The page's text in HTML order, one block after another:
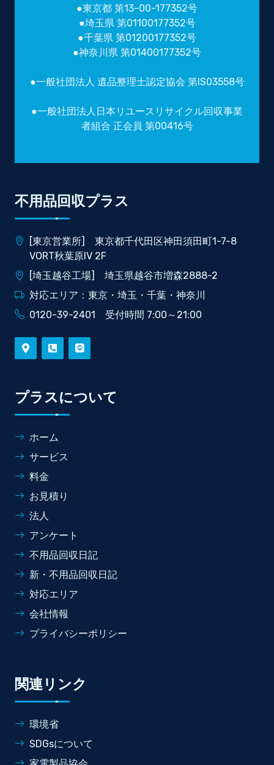
●東京都 第13-00-177352号
●埼玉県 第01100177352号
●千葉県 第01200177352号
●神奈川県 第01400177352号
●一般社団法人 遺品整理士認定協会 第IS03558号
●一般社団法人日本リユースリサイクル回収事業
者組合 正会員 第00416号
不用品回収プラス
[東京営業所] 東京都千代田区神田須田町1-7-8
VORT秋葉原IV 2F
[埼玉越谷工場] 埼玉県越谷市増森2888-2
対応エリア：東京・埼玉・千葉・神奈川
0120-39-2401 受付時間 7:00～21:00
プラスについて
ホーム
サービス
料金
お見積り
法人
アンケート
不用品回収日記
新・不用品回収日記
対応エリア
会社情報
プライバシーポリシー
関連リンク
環境省
SDGsについて